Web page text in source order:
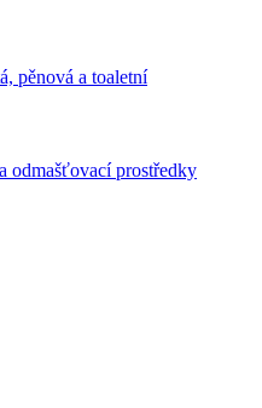
pěnová a toaletní
odmašťovací prostředky